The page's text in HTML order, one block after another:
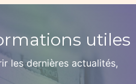
utiles
les dernières actualités,